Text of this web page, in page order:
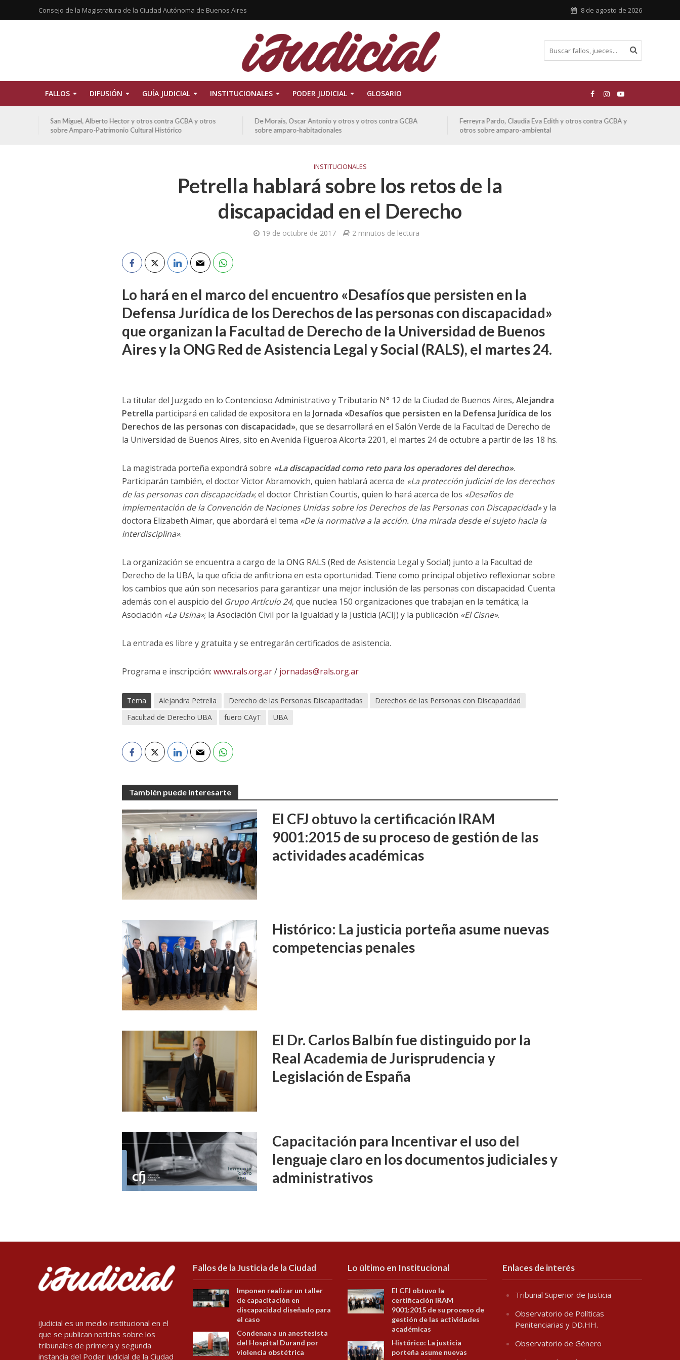
Consejo de la Magistratura de la Ciudad Autónoma de Buenos Aires 8 de agosto de 2026
FALLOS DIFUSIÓN GUÍA JUDICIAL INSTITUCIONALES PODER JUDICIAL GLOSARIO
San Miguel, Alberto Hector y otros contra GCBA y otros
sobre Amparo-Patrimonio Cultural Histórico
De Morais, Oscar Antonio y otros y otros contra GCBA
sobre amparo-habitacionales
Ferreyra Pardo, Claudia Eva Edith y otros contra GCBA y
otros sobre amparo-ambiental
INSTITUCIONALES
Petrella hablará sobre los retos de la
discapacidad en el Derecho
19 de octubre de 2017 2 minutos de lectura
Lo hará en el marco del encuentro «Desafíos que persisten en la
Defensa Jurídica de los Derechos de las personas con discapacidad»
que organizan la Facultad de Derecho de la Universidad de Buenos
Aires y la ONG Red de Asistencia Legal y Social (RALS), el martes 24.
La titular del Juzgado en lo Contencioso Administrativo y Tributario N° 12 de la Ciudad de Buenos Aires, Alejandra
Petrella participará en calidad de expositora en la Jornada «Desafíos que persisten en la Defensa Jurídica de los
Derechos de las personas con discapacidad», que se desarrollará en el Salón Verde de la Facultad de Derecho de
la Universidad de Buenos Aires, sito en Avenida Figueroa Alcorta 2201, el martes 24 de octubre a partir de las 18 hs.
La magistrada porteña expondrá sobre «La discapacidad como reto para los operadores del derecho».
Participarán también, el doctor Victor Abramovich, quien hablará acerca de «La protección judicial de los derechos
de las personas con discapacidad»; el doctor Christian Courtis, quien lo hará acerca de los «Desafíos de
implementación de la Convención de Naciones Unidas sobre los Derechos de las Personas con Discapacidad»y la
doctora Elizabeth Aimar, que abordará el tema «De la normativa a la acción. Una mirada desde el sujeto hacia la
interdisciplina».
La organización se encuentra a cargo de la ONG RALS (Red de Asistencia Legal y Social) junto a la Facultad de
Derecho de la UBA, la que oficia de anfitriona en esta oportunidad. Tiene como principal objetivo reflexionar sobre
los cambios que aún son necesarios para garantizar una mejor inclusión de las personas con discapacidad. Cuenta
además con el auspicio del Grupo Artículo 24, que nuclea 150 organizaciones que trabajan en la temática; la
Asociación «La Usina»; la Asociación Civil por la Igualdad y la Justicia (ACIJ) y la publicación «El Cisne».
La entrada es libre y gratuita y se entregarán certificados de asistencia.
Programa e inscripción: www.rals.org.ar/ jornadas@rals.org.ar
Tema Alejandra Petrella Derecho de las Personas Discapacitadas
Derechos de las Personas con Discapacidad
Facultad de Derecho UBA
fuero CAyT UBA
También puede interesarte
El CFJ obtuvo la certificación IRAM
9001:2015 de su proceso de gestión de las
actividades académicas
Histórico: La justicia porteña asume nuevas
competencias penales
El Dr. Carlos Balbín fue distinguido por la
Real Academia de Jurisprudencia y
Legislación de España
Capacitación para Incentivar el uso del
lenguaje claro en los documentos judiciales y
administrativos
iJudicial es un medio institucional en el
que se publican noticias sobre los
tribunales de primera y segunda
instancia del Poder Judicial de la Ciudad
Fallos de la Justicia de la Ciudad
Imponen realizar un taller
de capacitación en
discapacidad diseñado para
el caso
Condenan a un anestesista
del Hospital Durand por
violencia obstétrica
Lo último en Institucional
El CFJ obtuvo la
certificación IRAM
9001:2015 de su proceso de
gestión de las actividades
académicas
Histórico: La justicia
porteña asume nuevas
Enlaces de interés
Tribunal Superior de Justicia
Observatorio de Políticas
Penitenciarias y DD.HH.
Observatorio de Género